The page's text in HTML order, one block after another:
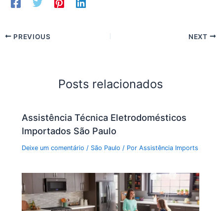
PREVIOUS NEXT
Posts relacionados
Assistência Técnica Eletrodomésticos
Importados São Paulo
Deixe um comentário / São Paulo / PorAssistência Imports